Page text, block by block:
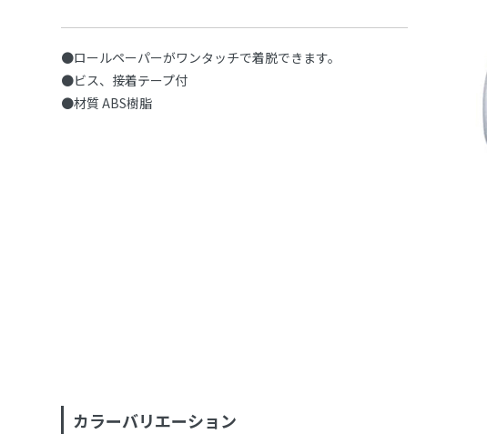
●ロールペーパーがワンタッチで着脱できます。
●ビス、接着テープ付
●材質 ABS樹脂
カラーバリエーション